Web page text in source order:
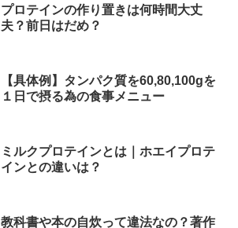
プロテインの作り置きは何時間大丈
夫？前日はだめ？
【具体例】タンパク質を60,80,100gを
１日で摂る為の食事メニュー
ミルクプロテインとは｜ホエイプロテ
インとの違いは？
教科書や本の自炊って違法なの？著作